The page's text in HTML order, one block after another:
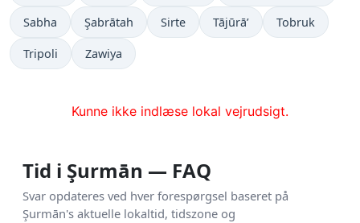
Sabha Şabrātah Sirte Tājūrā’ Tobruk
Tripoli Zawiya
Kunne ikke indlæse lokal vejrudsigt.
Tid i Şurmān — FAQ
Svar opdateres ved hver forespørgsel baseret på
Şurmān's aktuelle lokaltid, tidszone og